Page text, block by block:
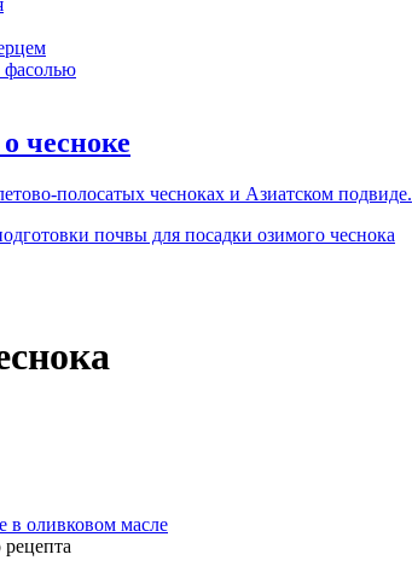
фасолью
чесноке
полосатых чесноках и Азиатском подвиде.
почвы для посадки озимого чеснока
в оливковом масле